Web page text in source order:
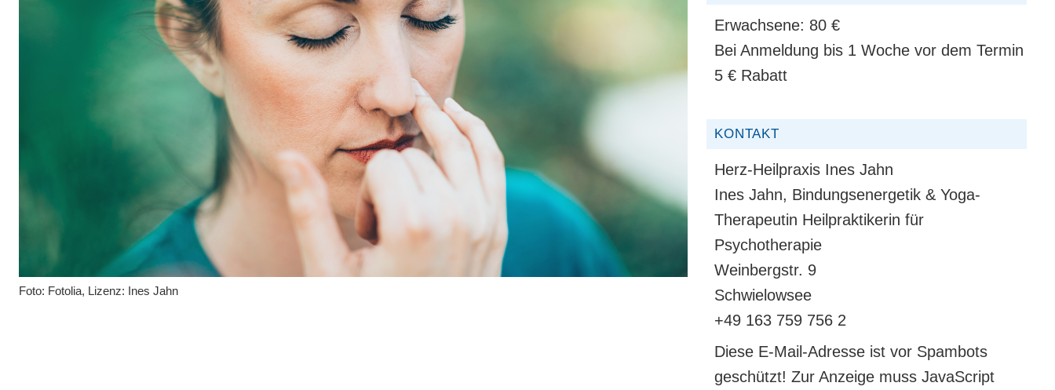
Foto: Fotolia, Lizenz: Ines Jahn
Erwachsene: 80 €
Bei Anmeldung bis 1 Woche vor dem Termin
5 € Rabatt
KONTAKT
Herz-Heilpraxis Ines Jahn
Ines Jahn, Bindungsenergetik & Yoga-
Therapeutin Heilpraktikerin für
Psychotherapie
Weinbergstr. 9
Schwielowsee
+49 163 759 756 2
Diese E-Mail-Adresse ist vor Spambots
geschützt! Zur Anzeige muss JavaScript